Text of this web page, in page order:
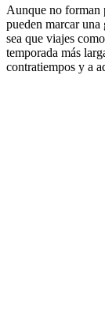
Aunque no forman
pueden marcar
sea que viajes
temporada más
contratiempos y a